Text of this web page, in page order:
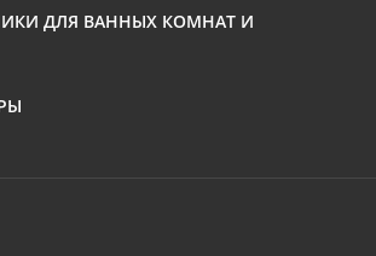
ДЛЯ ВАННЫХ КОМНАТ И